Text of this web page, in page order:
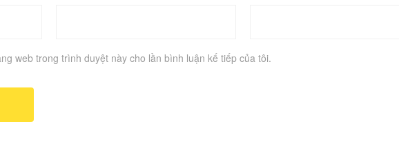
web trong trình duyệt này cho lần bình luận kế tiếp của tôi.